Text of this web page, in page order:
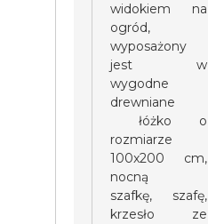
widokiem na
ogród,
wyposażony
jest w
wygodne
drewniane
łóżko o
rozmiarze
100x200 cm,
nocną
szafkę, szafę,
krzesło ze